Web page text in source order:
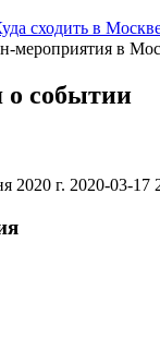
сходить в
мероприятия в
событии
2020 г. 2020-03-17